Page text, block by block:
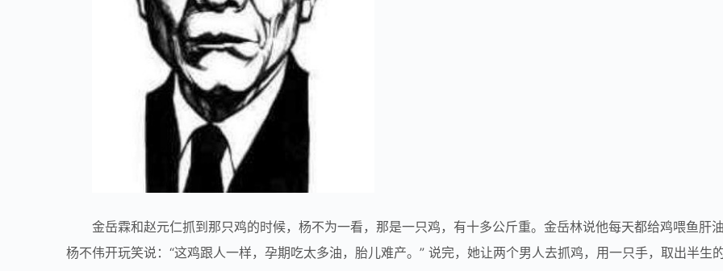
金岳霖和赵元仁抓到那只鸡的时候，杨不为一看，那是一只鸡，有十多公斤重。金岳林说他每天都给鸡喂鱼肝油
杨不伟开玩笑说：“这鸡跟人一样，孕期吃太多油，胎儿难产。” 说完，她让两个男人去抓鸡，用一只手，取出半生